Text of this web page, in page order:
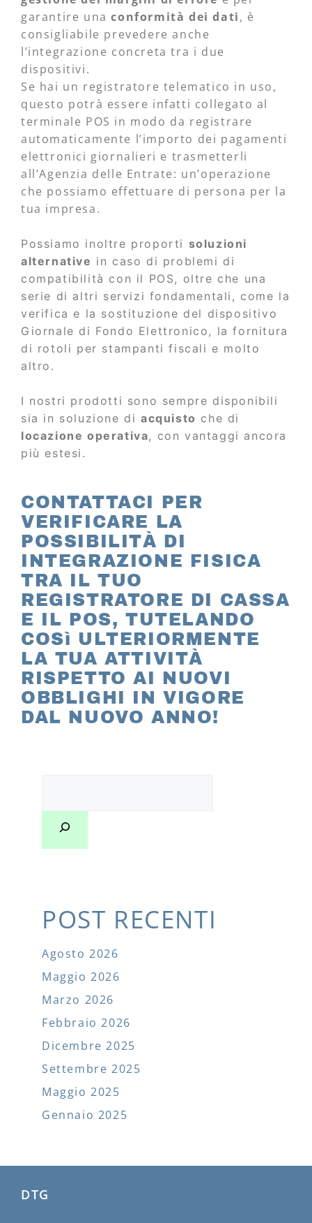
garantire unaconformità dei dati, è
consigliabile prevedere anche
l’integrazione concreta tra i due
dispositivi.
Se hai un registratore telematico in uso,
questo potrà essere infatti collegato al
terminale POS in modo da registrare
automaticamente l’importo dei pagamenti
elettronici giornalieri e trasmetterli
all’Agenzia delle Entrate: un’operazione
che possiamo effettuare di persona per la
tua impresa.
Possiamo inoltre proporti soluzioni
alternative in caso di problemi di
compatibilità con il POS, oltre che una
serie di altri servizi fondamentali, come la
verifica e la sostituzione del dispositivo
Giornale di Fondo Elettronico, la fornitura
di rotoli per stampanti fiscali e molto
altro.
I nostri prodotti sono sempre disponibili
sia in soluzione diacquisto che di
locazione operativa, con vantaggi ancora
più estesi.
CONTATTACI PER
VERIFICARE LA
POSSIBILITÀ DI
INTEGRAZIONE FISICA
TRA IL TUO
REGISTRATORE DI CASSA
E IL POS, TUTELANDO
COSì ULTERIORMENTE
LA TUA ATTIVITÀ
RISPETTO AI NUOVI
OBBLIGHI IN VIGORE
DAL NUOVO ANNO!
POST RECENTI
Agosto 2026
Maggio 2026
Marzo 2026
Febbraio 2026
Dicembre 2025
Settembre 2025
Maggio 2025
Gennaio 2025
DTG